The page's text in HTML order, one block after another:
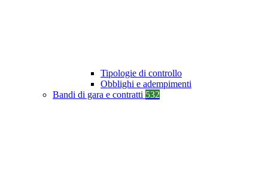
Tipologie di controllo
Obblighi e adempimenti
Bandi di gara e contratti 532